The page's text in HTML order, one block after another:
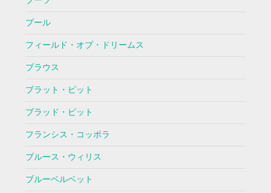
プール
フィールド・オブ・ドリームス
ブラウス
ブラット・ピット
ブラッド・ピット
フランシス・コッポラ
ブルース・ウィリス
ブルーベルベット